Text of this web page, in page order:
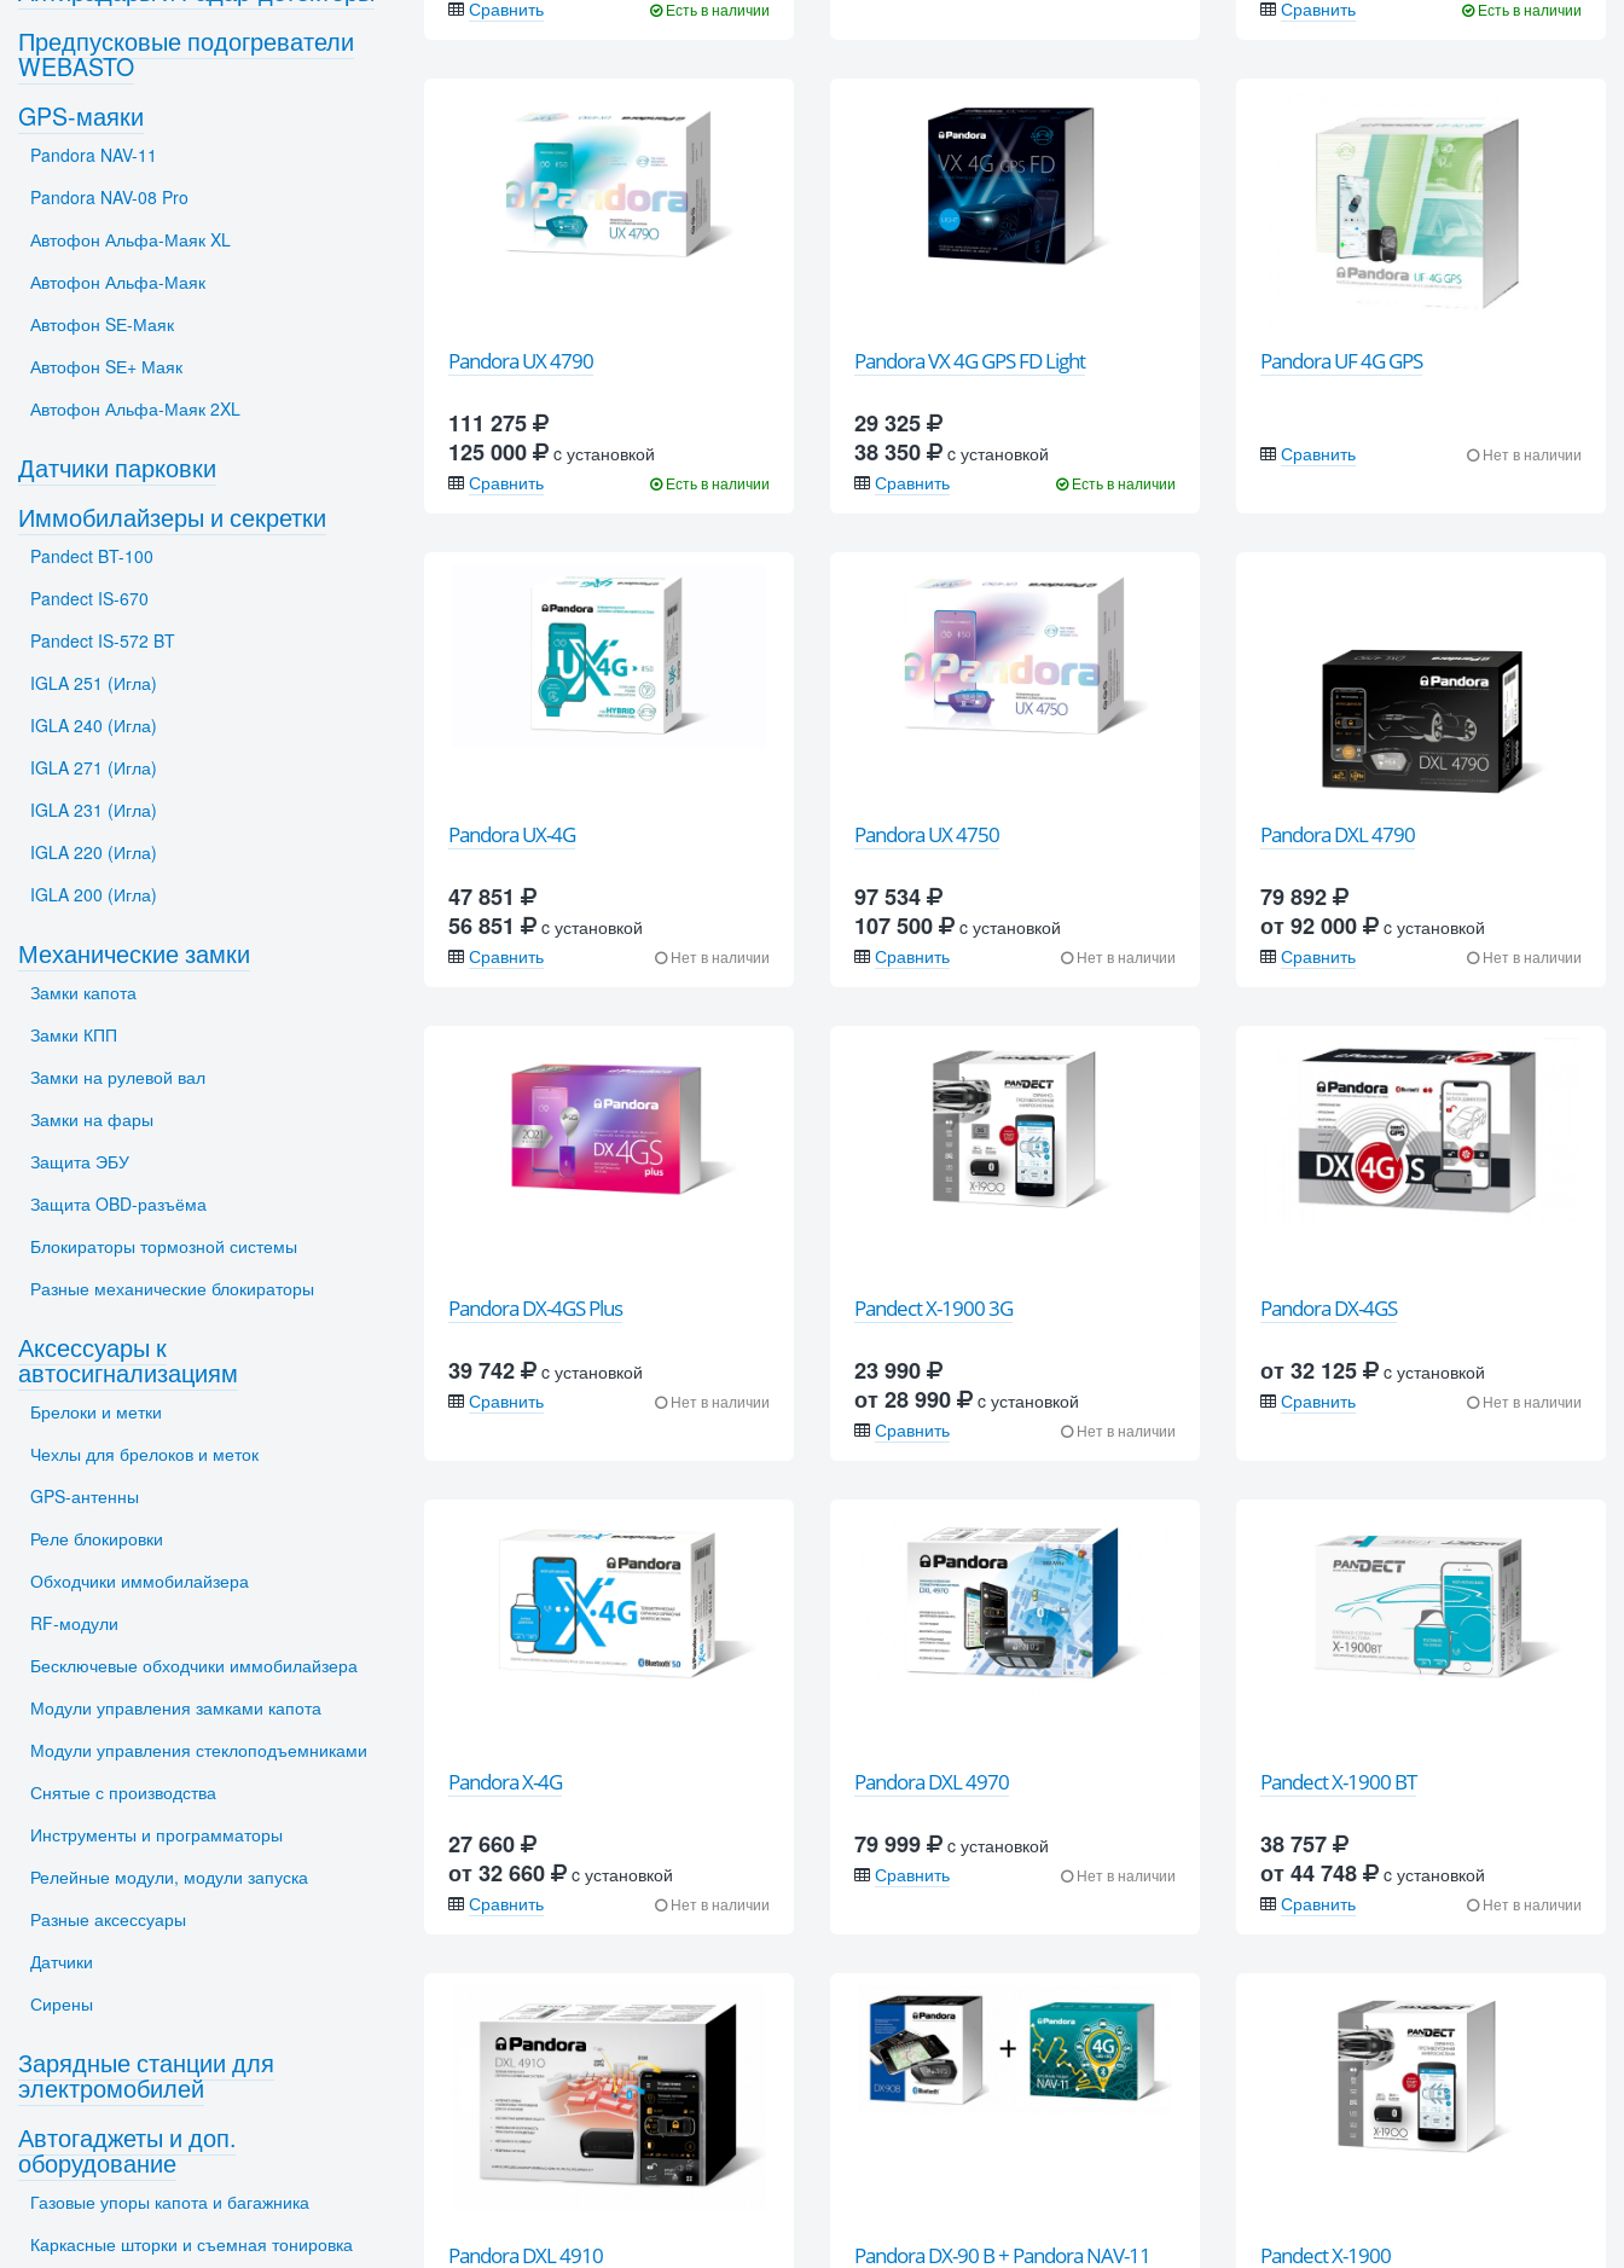
Сравнить
Есть в наличии
Сравнить
Есть в наличии
Pandora UX 4790
111 275
125 000
c установкой
Сравнить
Есть в наличии
Pandora VX 4G GPS FD Light
29 325
38 350
c установкой
Сравнить
Есть в наличии
Pandora UF 4G GPS
Сравнить Нет в наличии
Pandora UX-4G
47 851
56 851
c установкой
Сравнить
Нет в наличии
Pandora UX 4750
97 534
107 500
c установкой
Сравнить
Нет в наличии
Pandora DXL 4790
79 892
от 92 000
c установкой
Сравнить
Нет в наличии
Pandora DX-4GS Plus
39 742
c установкой
Сравнить
Нет в наличии
Pandect X-1900 3G
23 990
от 28 990
c установкой
Сравнить
Нет в наличии
Pandora DX-4GS
от 32 125
c установкой
Сравнить
Нет в наличии
Pandora X-4G
27 660
от 32 660
c установкой
Сравнить
Нет в наличии
Pandora DXL 4970
79 999
c установкой
Сравнить
Нет в наличии
Pandect X-1900 BT
38 757
от 44 748
c установкой
Сравнить
Нет в наличии
Pandora DXL 4910 Pandora DX-90 B + Pandora NAV-11 Pandect X-1900
Предпусковые подогреватели
WEBASTO
GPS-маяки
Pandora NAV-11
Pandora NAV-08 Pro
Автофон Альфа-Маяк XL
Автофон Альфа-Маяк
Автофон SЕ-Маяк
Автофон SЕ+ Маяк
Автофон Альфа-Маяк 2XL
Датчики парковки
Иммобилайзеры и секретки
Pandect BT-100
Pandect IS-670
Pandect IS-572 BT
IGLA 251 (Игла)
IGLA 240 (Игла)
IGLA 271 (Игла)
IGLA 231 (Игла)
IGLA 220 (Игла)
IGLA 200 (Игла)
Механические замки
Замки капота
Замки КПП
Замки на рулевой вал
Замки на фары
Защита ЭБУ
Защита OBD-разъёма
Блокираторы тормозной системы
Разные механические блокираторы
Аксессуары к
автосигнализациям
Брелоки и метки
Чехлы для брелоков и меток
GPS-антенны
Реле блокировки
Обходчики иммобилайзера
RF-модули
Бесключевые обходчики иммобилайзера
Модули управления замками капота
Модули управления стеклоподъемниками
Снятые с производства
Инструменты и программаторы
Релейные модули, модули запуска
Разные аксессуары
Датчики
Сирены
Зарядные станции для
электромобилей
Автогаджеты и доп.
оборудование
Газовые упоры капота и багажника
Каркасные шторки и съемная тонировка